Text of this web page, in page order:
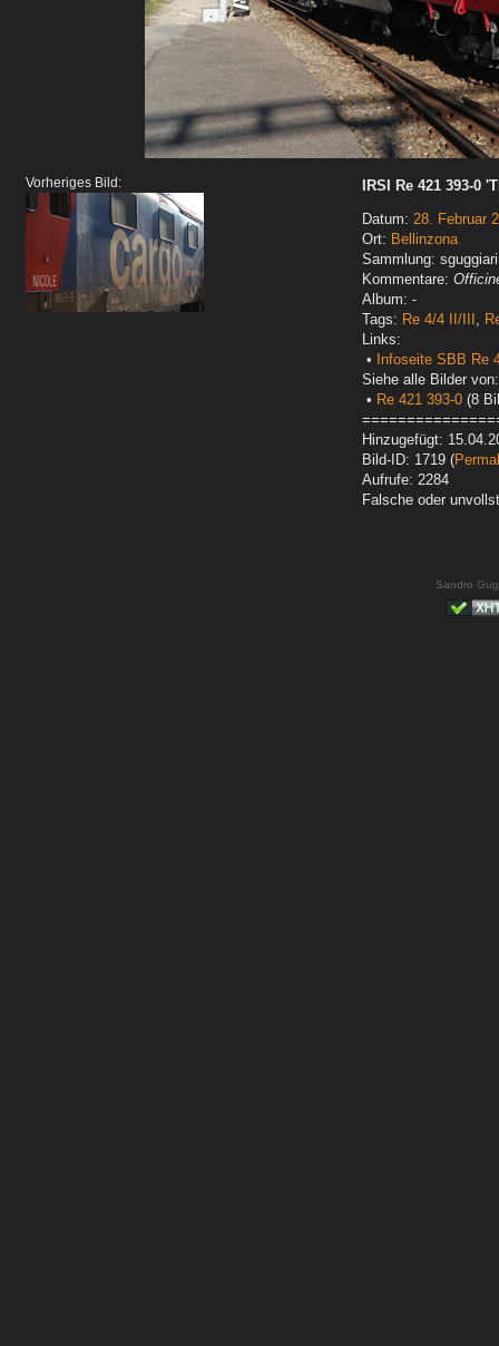
Vorheriges Bild:
IRSI Re 421 393-0
Datum: 28. Februar
Ort: Bellinzona
Sammlung:
Kommentare:
Album: -
Tags: Re 4/4 II/III ,
Links:
•
Infoseite SBB Re
Siehe alle Bilder von:
• Re 421 393-0 (8
Hinzugefügt:
Bild-ID: 1719 (
Aufrufe: 2284
Falsche oder
Sandro